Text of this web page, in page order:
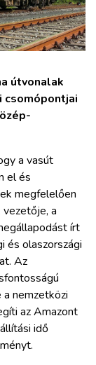
útvonalak
a vasút
el és
megfelelően
vezetője, a
írt
és olaszországi
Az
nemzetközi
az Amazont
idő